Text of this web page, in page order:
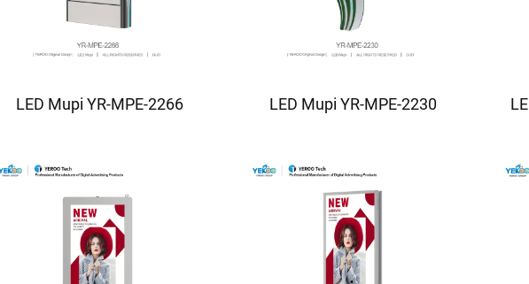
LED Mupi YR-MPE-2266 LED Mupi YR-MPE-2230